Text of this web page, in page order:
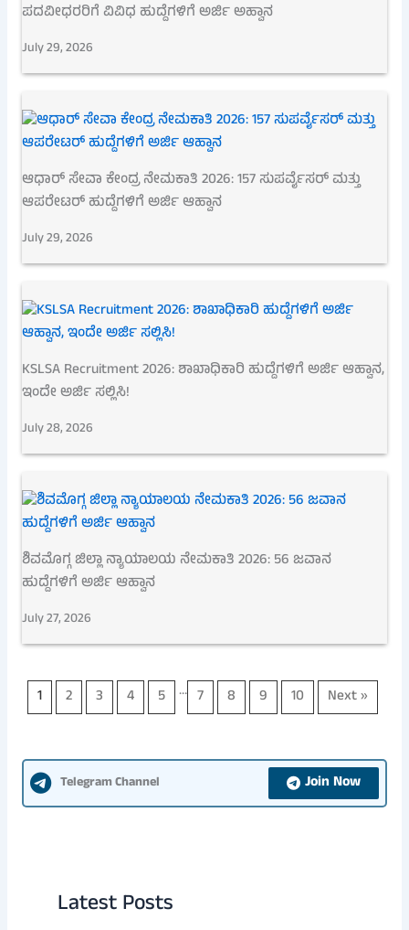
ಪದವೀಧರರಿಗೆ ವಿವಿಧ ಹುದ್ದೆಗಳಿಗೆ ಅರ್ಜಿ ಅಹ್ವಾನ
July 29, 2026
ಆಧಾರ್ ಸೇವಾ ಕೇಂದ್ರ ನೇಮಕಾತಿ 2026: 157 ಸುಪರ್ವೈಸರ್ ಮತ್ತು
ಆಪರೇಟರ್ ಹುದ್ದೆಗಳಿಗೆ ಅರ್ಜಿ ಆಹ್ವಾನ
July 29, 2026
KSLSA Recruitment 2026: ಶಾಖಾಧಿಕಾರಿ ಹುದ್ದೆಗಳಿಗೆ ಅರ್ಜಿ ಆಹ್ವಾನ,
ಇಂದೇ ಅರ್ಜಿ ಸಲ್ಲಿಸಿ!
July 28, 2026
ಶಿವಮೊಗ್ಗ ಜಿಲ್ಲಾ ನ್ಯಾಯಾಲಯ ನೇಮಕಾತಿ 2026: 56 ಜವಾನ
ಹುದ್ದೆಗಳಿಗೆ ಅರ್ಜಿ ಆಹ್ವಾನ
July 27, 2026
1 2 3 4 5 … 7 8 9 10 Next »
Telegram Channel Join Now
Latest Posts